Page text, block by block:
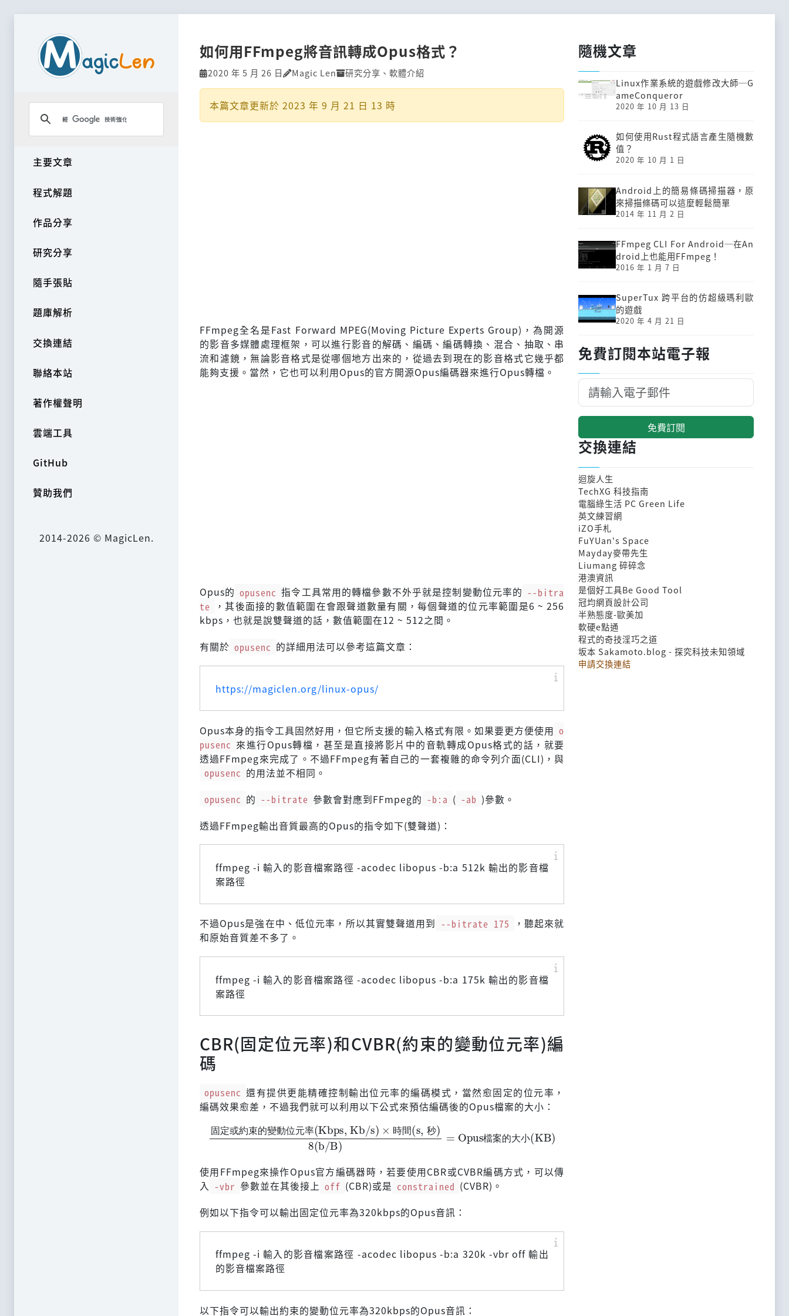
主要文章
程式解題
作品分享
研究分享
隨手張貼
題庫解析
交換連結
聯絡本站
著作權聲明
雲端工具
GitHub
贊助我們
2014-2026 © MagicLen.
如何用FFmpeg將音訊轉成Opus格式？
2020 年 5 月 26 日 Magic Len 研究分享 、 軟體介紹
本篇文章更新於 2023 年 9 月 21 日 13 時
FFmpeg全名是Fast Forward MPEG(Moving Picture Experts Group)，為開源
的影音多媒體處理框架，可以進行影音的解碼、編碼、編碼轉換、混合、抽取、串
流和濾鏡，無論影音格式是從哪個地方出來的，從過去到現在的影音格式它幾乎都
能夠支援。當然，它也可以利用Opus的官方開源Opus編碼器來進行Opus轉檔。
Opus的 opusenc 指令工具常用的轉檔參數不外乎就是控制變動位元率的 --bitra
te
，其後面接的數值範圍在會跟聲道數量有關，每個聲道的位元率範圍是6 ~ 256
kbps，也就是說雙聲道的話，數值範圍在12 ~ 512之間。
有關於 opusenc 的詳細用法可以參考這篇文章：
https://magiclen.org/linux-opus/
Opus本身的指令工具固然好用，但它所支援的輸入格式有限。如果要更方便使用 o
pusenc 來進行Opus轉檔，甚至是直接將影片中的音軌轉成Opus格式的話，就要
透過FFmpeg來完成了。不過FFmpeg有著自己的一套複雜的命令列介面(CLI)，與
opusenc 的用法並不相同。
opusenc 的 --bitrate 參數會對應到FFmpeg的 -b:a ( -ab )參數。
透過FFmpeg輸出音質最高的Opus的指令如下(雙聲道)：
ffmpeg -i 輸入的影音檔案路徑 -acodec libopus -b:a 512k 輸出的影音檔
案路徑
不過Opus是強在中、低位元率，所以其實雙聲道用到 --bitrate 175
，聽起來就
和原始音質差不多了。
ffmpeg -i 輸入的影音檔案路徑 -acodec libopus -b:a 175k 輸出的影音檔
案路徑
CBR(固定位元率)和CVBR(約束的變動位元率)編
碼
opusenc 還有提供更能精確控制輸出位元率的編碼模式，當然愈固定的位元率，
編碼效果愈差，不過我們就可以利用以下公式來預估編碼後的Opus檔案的大小：
固 定 或約 束 變 動 位 元 率 時 間 秒
檔案 的 大 小
固定或約束的變動位元率(Kbps, Kb/s)×時間(s, 秒)
Opus檔案的大小(KB)
使用FFmpeg來操作Opus官方編碼器時，若要使用CBR或CVBR編碼方式，可以傳
入 -vbr 參數並在其後接上 off (CBR)或是 constrained (CVBR)。
例如以下指令可以輸出固定位元率為320kbps的Opus音訊：
ffmpeg -i 輸入的影音檔案路徑 -acodec libopus -b:a 320k -vbr off 輸出
的影音檔案路徑
以下指令可以輸出約束的變動位元率為320kbps的Opus音訊：
隨機文章
Linux作業系統的遊戲修改大師─G
ameConqueror
2020 年 10 月 13 日
如何使用Rust程式語言產生隨機數
值？
2020 年 10 月 1 日
Android上的簡易條碼掃描器，原
來掃描條碼可以這麼輕鬆簡單
2014 年 11 月 2 日
FFmpeg CLI For Android─在An
droid上也能用FFmpeg！
2016 年 1 月 7 日
SuperTux 跨平台的仿超級瑪利歐
的遊戲
2020 年 4 月 21 日
免費訂閱本站電子報
免費訂閱
交換連結
迴旋人生
TechXG 科技指南
電腦綠生活 PC Green Life
英文練習網
iZO手札
FuYUan's Space
Mayday麥帶先生
Liumang 碎碎念
港澳資訊
是個好工具Be Good Tool
冠均網頁設計公司
半熟態度-歐美加
軟硬e點通
程式的奇技淫巧之道
坂本 Sakamoto.blog - 探究科技未知領域
申請交換連結